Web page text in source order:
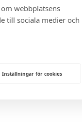
webbplatsens
till sociala medier och
Inställningar för cookies